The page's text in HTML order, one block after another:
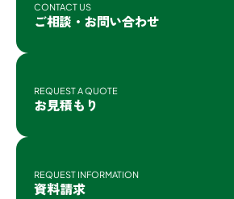
CONTACT US
ご相談・お問い合わせ
REQUEST A QUOTE
お見積もり
REQUEST INFORMATION
資料請求